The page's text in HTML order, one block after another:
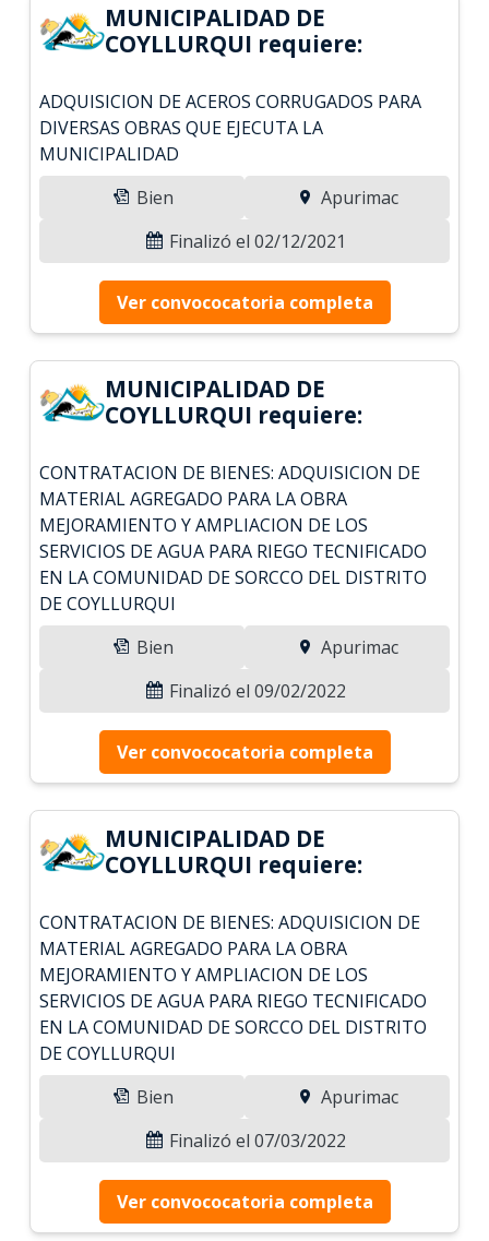
MUNICIPALIDAD DE
COYLLURQUI requiere:
ADQUISICION DE ACEROS CORRUGADOS PARA
DIVERSAS OBRAS QUE EJECUTA LA
MUNICIPALIDAD
Bien
Apurimac
Finalizó el 02/12/2021
Ver convococatoria completa
MUNICIPALIDAD DE
COYLLURQUI requiere:
CONTRATACION DE BIENES: ADQUISICION DE
MATERIAL AGREGADO PARA LA OBRA
MEJORAMIENTO Y AMPLIACION DE LOS
SERVICIOS DE AGUA PARA RIEGO TECNIFICADO
EN LA COMUNIDAD DE SORCCO DEL DISTRITO
DE COYLLURQUI
Bien
Apurimac
Finalizó el 09/02/2022
Ver convococatoria completa
MUNICIPALIDAD DE
COYLLURQUI requiere:
CONTRATACION DE BIENES: ADQUISICION DE
MATERIAL AGREGADO PARA LA OBRA
MEJORAMIENTO Y AMPLIACION DE LOS
SERVICIOS DE AGUA PARA RIEGO TECNIFICADO
EN LA COMUNIDAD DE SORCCO DEL DISTRITO
DE COYLLURQUI
Bien
Apurimac
Finalizó el 07/03/2022
Ver convococatoria completa